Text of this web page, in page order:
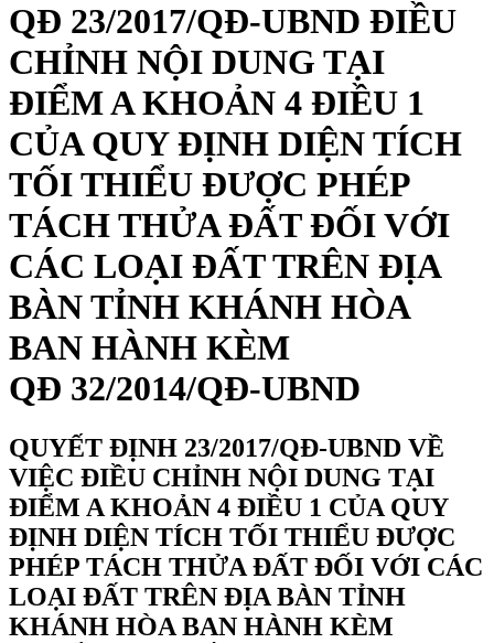
QĐ 23/2017/QĐ-UBND ĐIỀU
CHỈNH NỘI DUNG TẠI
ĐIỂM A KHOẢN 4 ĐIỀU 1
CỦA QUY ĐỊNH DIỆN TÍCH
TỐI THIỂU ĐƯỢC PHÉP
TÁCH THỬA ĐẤT ĐỐI VỚI
CÁC LOẠI ĐẤT TRÊN ĐỊA
BÀN TỈNH KHÁNH HÒA
BAN HÀNH KÈM
QĐ 32/2014/QĐ-UBND
QUYẾT ĐỊNH 23/2017/QĐ-UBND VỀ
VIỆC ĐIỀU CHỈNH NỘI DUNG TẠI
ĐIỂM A KHOẢN 4 ĐIỀU 1 CỦA QUY
ĐỊNH DIỆN TÍCH TỐI THIỂU ĐƯỢC
PHÉP TÁCH THỬA ĐẤT ĐỐI VỚI CÁC
LOẠI ĐẤT TRÊN ĐỊA BÀN TỈNH
KHÁNH HÒA BAN HÀNH KÈM